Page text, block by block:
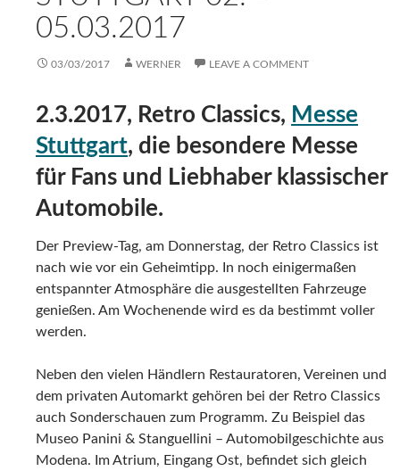
Stuttgart erfolgte auch die Ziehung und Übergabe der
Preise. Gezogen wurden die Preise von den Gästen auf
der Showbühne. Für die weitere Unterhaltung an diesem
Offnungszeiten und Preise gibts auch auf meinerRetro
Aber was gibt es die nächsten Tage sonst noch
und vor allem Wo? Hier die Antwort (
Infos:
Website Retro Classics
MESSEPIAZZA
Private Fahrzeugverkaufsbörse
Highlights NEO CLASSICS
Sonderschau: Italienische Schmuckstücke
HALLE 1 – L-BANK FORUM
Internationale Premiumhändler & Restauratoren